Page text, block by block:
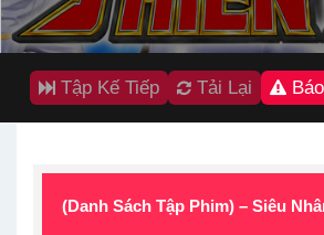
Tập Kế Tiếp Tải Lại
(Danh Sách Tập Phim) – Siêu